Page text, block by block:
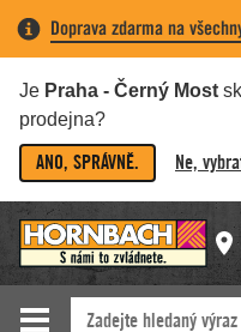
Doprava zdarma na
Je Praha - Černý Most
prodejna?
ANO, SPRÁVNĚ. Ne,